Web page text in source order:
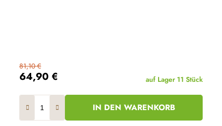
64,90 €
81,10 €
auf Lager 11 Stück
IN DEN WARENKORB